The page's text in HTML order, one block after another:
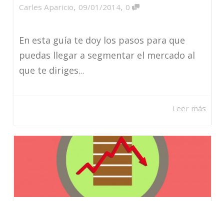
Carles Aparicio, 09/01/2014, 0
En esta guía te doy los pasos para que
puedas llegar a segmentar el mercado al
que te diriges...
Leer más